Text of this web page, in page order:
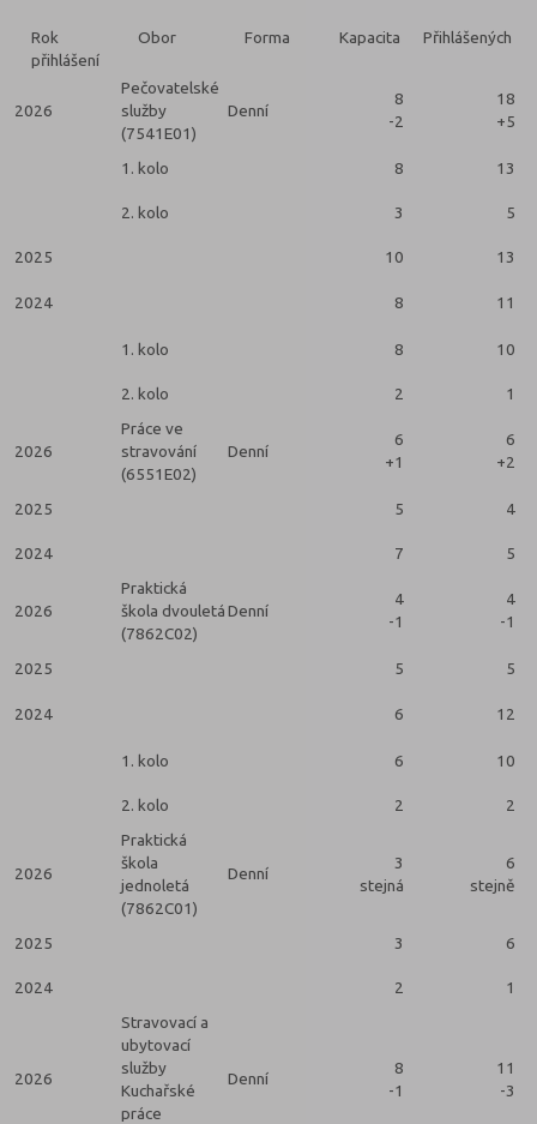
Rok
přihlášení
Obor Forma Kapacita Přihlášených
2026
Pečovatelské
služby
(7541E01)
Denní
8
-2
18
+5
1. kolo 8 13
2. kolo 3 5
2025 10 13
2024 8 11
1. kolo 8 10
2. kolo 2 1
2026
Práce ve
stravování
(6551E02)
Denní
6
+1
6
+2
2025 5 4
2024 7 5
2026
Praktická
škola dvouletá
(7862C02)
Denní
4
-1
4
-1
2025 5 5
2024 6 12
1. kolo 6 10
2. kolo 2 2
2026
Praktická
škola
jednoletá
(7862C01)
Denní
3
stejná
6
stejně
2025 3 6
2024 2 1
2026
Stravovací a
ubytovací
služby
Kuchařské
práce
Denní
8
-1
11
-3